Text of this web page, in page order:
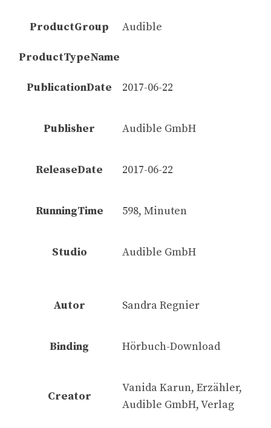
ProductGroup Audible
ProductTypeName
PublicationDate 2017-06-22
Publisher Audible GmbH
ReleaseDate 2017-06-22
RunningTime 598, Minuten
Studio Audible GmbH
Autor Sandra Regnier
Binding Hörbuch-Download
Creator
Vanida Karun, Erzähler,
Audible GmbH, Verlag